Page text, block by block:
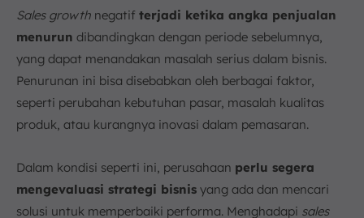
Sales growth negatif terjadi ketika angka penjualan
menurun dibandingkan dengan periode sebelumnya,
yang dapat menandakan masalah serius dalam bisnis.
Penurunan ini bisa disebabkan oleh berbagai faktor,
seperti perubahan kebutuhan pasar, masalah kualitas
produk, atau kurangnya inovasi dalam pemasaran.
Dalam kondisi seperti ini, perusahaan perlu segera
mengevaluasi strategi bisnis yang ada dan mencari
solusi untuk memperbaiki performa. Menghadapi sales